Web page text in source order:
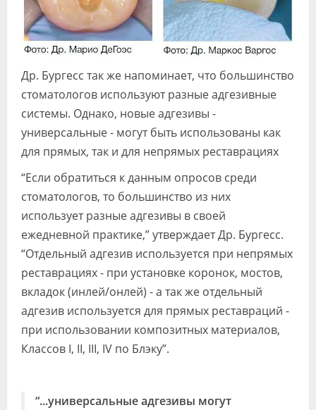
Др. Бургесс так же напоминает, что большинство
стоматологов используют разные адгезивные
системы. Однако, новые адгезивы -
универсальные - могут быть использованы как
для прямых, так и для непрямых реставрациях
“Если обратиться к данным опросов среди
стоматологов, то большинство из них
использует разные адгезивы в своей
ежедневной практике,” утверждает Др. Бургесс.
“Отдельный адгезив используется при непрямых
реставрациях - при установке коронок, мостов,
вкладок (инлей/онлей) - а так же отдельный
адгезив используется для прямых реставраций -
при использовании композитных материалов,
Классов I, II, III, IV по Блэку”.
“...универсальные адгезивы могут